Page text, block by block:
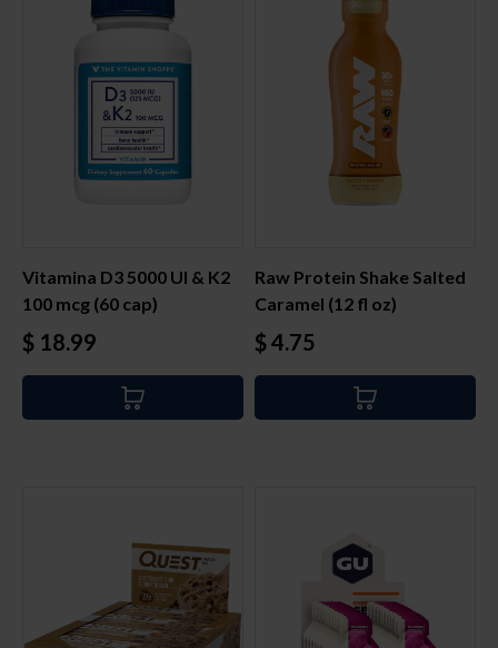
Vitamina D3 5000 UI & K2
100 mcg (60 cap)
Precio
$ 18.99
Raw Protein Shake Salted
Caramel (12 fl oz)
Precio
$ 4.75